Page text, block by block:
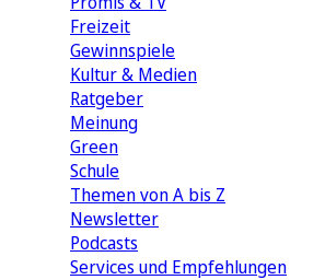
Freizeit
Gewinnspiele
Kultur & Medien
Ratgeber
Meinung
Green
Schule
Themen von A bis Z
Newsletter
Podcasts
Services und Empfehlungen